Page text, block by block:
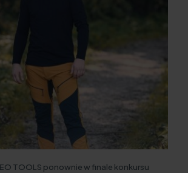
TOOLS ponownie w finale konkursu